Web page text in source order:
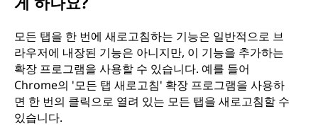
모든 탭을 한 번에 새로고침하는 기능은 일반적으로 브
라우저에 내장된 기능은 아니지만, 이 기능을 추가하는
확장 프로그램을 사용할 수 있습니다. 예를 들어
Chrome의 '모든 탭 새로고침' 확장 프로그램을 사용하
면 한 번의 클릭으로 열려 있는 모든 탭을 새로고침할 수
있습니다.